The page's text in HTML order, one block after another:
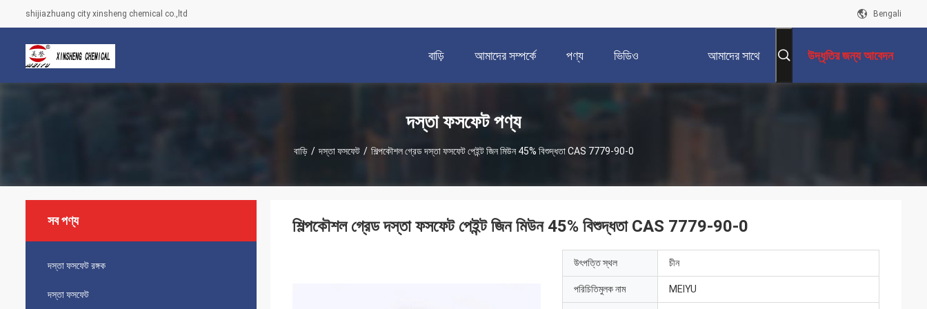
shijiazhuang city xinsheng chemical co.,ltd Bengali
বাড়ি আমাদের সম্পর্কে পণ্য ভিডিও আমাদের সাথে উদ্ধৃতির জন্য আবেদন
দস্তা ফসফেট পণ্য
বাড়ি / দস্তা ফসফেট / শিল্পকৌশল গ্রেড দস্তা ফসফেট পেইন্ট জিন মিউন 45% বিশুদ্ধতা CAS 7779-90-0
সব পণ্য
দস্তা ফসফেট রঙ্গক
দস্তা ফসফেট
শিল্পকৌশল গ্রেড দস্তা ফসফেট পেইন্ট জিন মিউন 45% বিশুদ্ধতা CAS 7779-90-0
উৎপত্তি স্থল চীন
পরিচিতিমুলক নাম MEIYU